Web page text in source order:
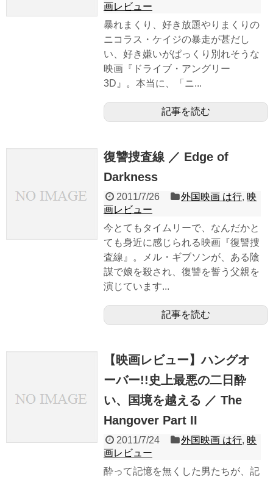
画レビュー
暴れまくり、好き放題やりまくりの
ニコラス・ケイジの暴走が甚だし
い、好き嫌いがぱっくり別れそうな
映画『ドライブ・アングリー
3D』。本当に、「ニ...
記事を読む
復讐捜査線 ／ Edge of
Darkness
2011/7/26 外国映画 は行, 映
画レビュー
今とてもタイムリーで、なんだかと
ても身近に感じられる映画『復讐捜
査線』。メル・ギブソンが、ある陰
謀で娘を殺され、復讐を誓う父親を
演じています...
記事を読む
【映画レビュー】ハングオ
ーバー!!史上最悪の二日酔
い、国境を越える ／ The
Hangover Part II
2011/7/24 外国映画 は行, 映
画レビュー
酔って記憶を無くした男たちが、記